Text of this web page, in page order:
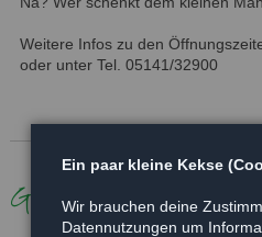
Weitere Infos zu den
oder unter Tel. 05141/32900
Galerie
Ein paar kleine Kekse
Wir brauchen deine
Datennutzungen um